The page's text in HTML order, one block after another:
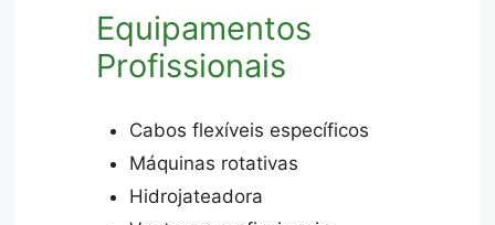
Equipamentos
Profissionais
Cabos flexíveis específicos
Máquinas rotativas
Hidrojateadora